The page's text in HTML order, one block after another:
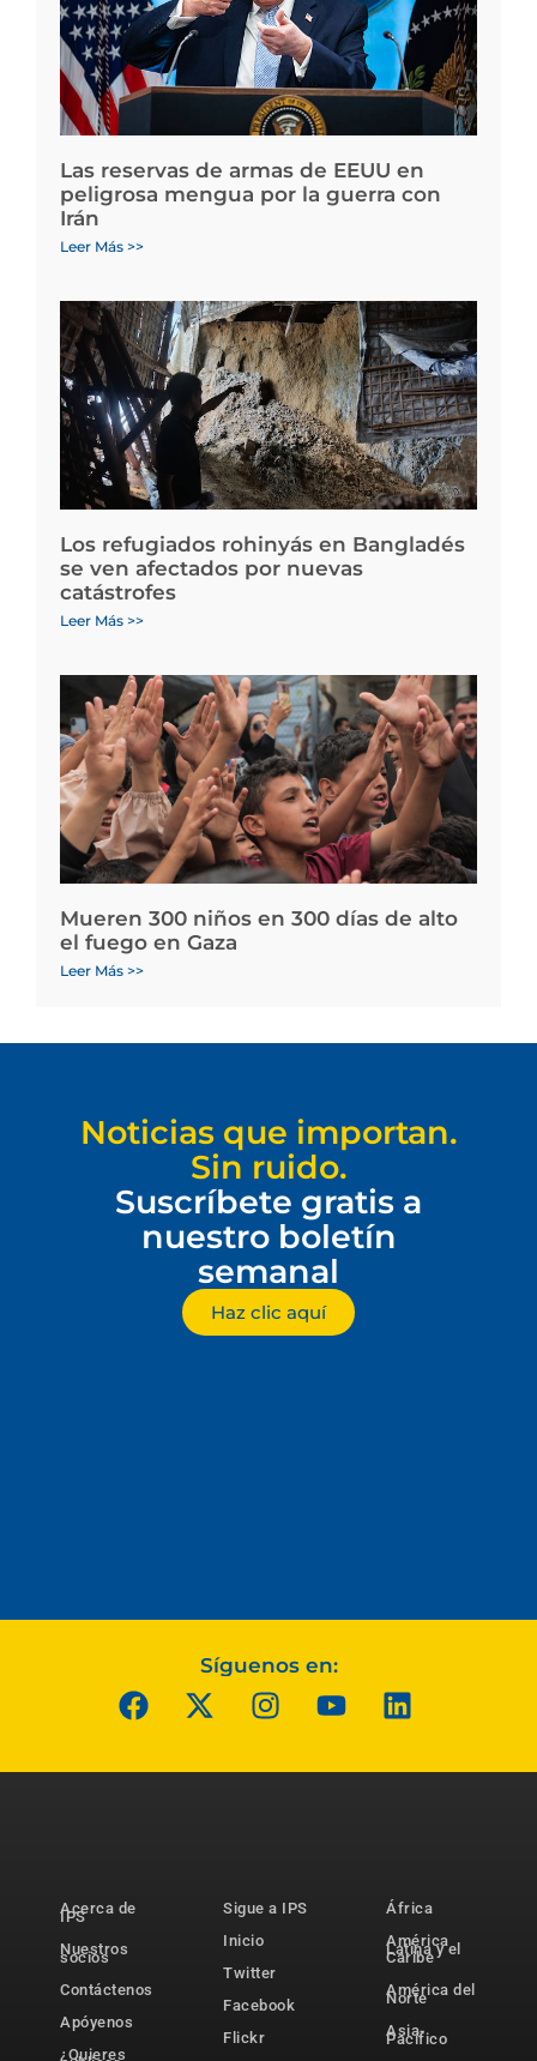
Las reservas de armas de EEUU en
peligrosa mengua por la guerra con
Irán
Leer Más >>
Los refugiados rohinyás en Bangladés
se ven afectados por nuevas
catástrofes
Leer Más >>
Mueren 300 niños en 300 días de alto
el fuego en Gaza
Leer Más >>
Noticias que importan.
Sin ruido.
Suscríbete gratis a
nuestro boletín
semanal
Haz clic aquí
Síguenos en:
Acerca de
IPS
Nuestros
socios
Contáctenos
Apóyenos
¿Quieres
Sigue a IPS
Inicio
Twitter
Facebook
Flickr
África
América
Latina y el
Caribe
América del
Norte
Asia-
Pacífico